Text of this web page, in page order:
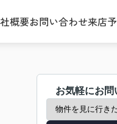
概要お問い合わせ来店
お気軽にお